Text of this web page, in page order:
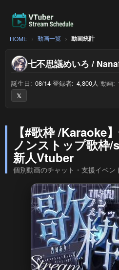
HOME 動画一覧 動画統計
七不思議めいろ /
誕生日: 08/14 登録者: 4,800人 動画:
𝕏
【#歌枠 /Karaoke
ノンストップ歌枠
新人Vtuber
個別動画のチャット・支援イベン